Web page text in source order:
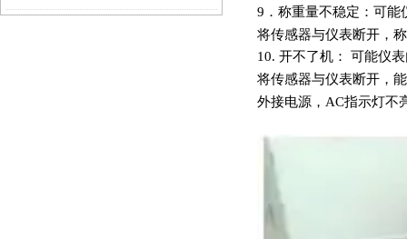
9 ．称重量不稳定：可
将传感器与仪表断开，
10. 开不了机： 可能仪
将传感器与仪表断开，
外接电源，AC指示灯不